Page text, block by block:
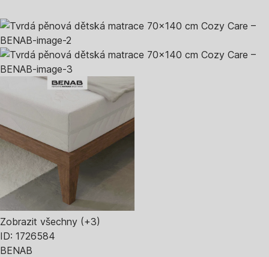
Zobrazit všechny (+3)
ID: 1726584
BENAB